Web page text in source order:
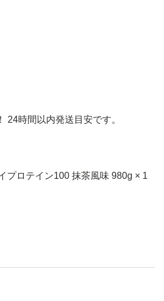
24時間以内発送目安です。
プロテイン100 抹茶風味 980g × 1